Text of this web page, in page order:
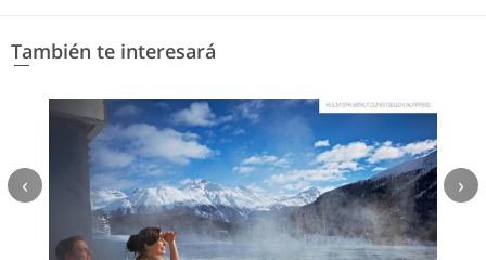
También te interesará
‹ ›